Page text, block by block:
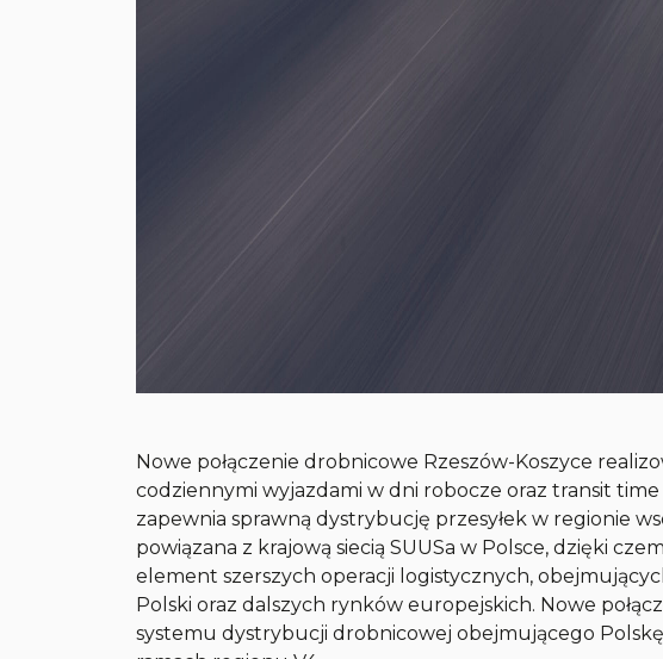
Nowe połączenie drobnicowe Rzeszów-Koszyce
codziennymi wyjazdami w dni robocze oraz transit time
zapewnia sprawną dystrybucję przesyłek w regionie
powiązana z krajową siecią SUUSa w Polsce, dzięki
element szerszych operacji logistycznych,
Polski oraz dalszych rynków europejskich. Nowe
systemu dystrybucji drobnicowej obejmującego